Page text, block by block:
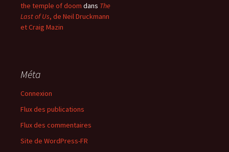
the temple of doom dans The
Last of Us, de Neil Druckmann
et Craig Mazin
Méta
Connexion
Flux des publications
Flux des commentaires
Site de WordPress-FR